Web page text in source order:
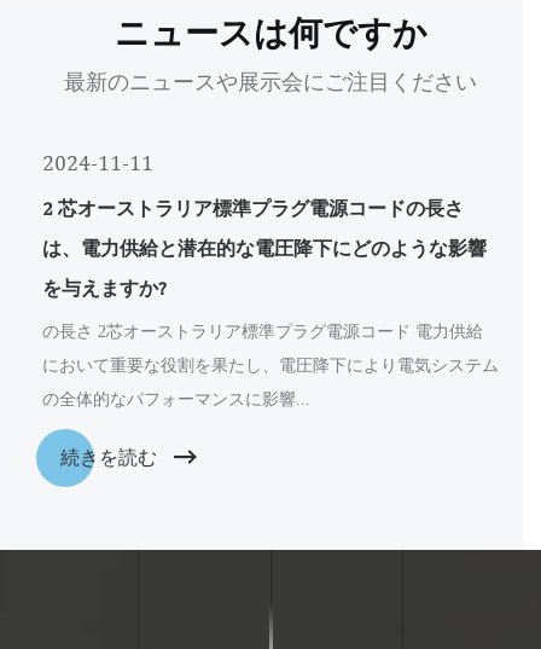
ニュースは何ですか
最新のニュースや展示会にご注目ください
2024-11-11
2 芯オーストラリア標準プラグ電源コードの長さ
は、電力供給と潜在的な電圧降下にどのような影響
を与えますか?
の長さ 2芯オーストラリア標準プラグ電源コード 電力供給
において重要な役割を果たし、電圧降下により電気システム
の全体的なパフォーマンスに影響...
続きを読む